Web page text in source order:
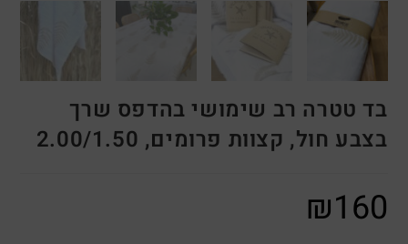
בד טטרה רב שימושי בהדפס שרך
בצבע חול, קצוות פרומים, 2.00/1.50
₪160